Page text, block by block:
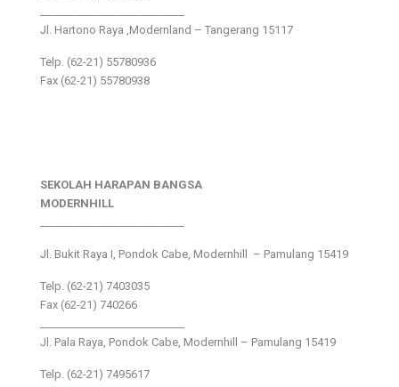
Jl. Hartono Raya ,Modernland – Tangerang 15117
Telp. (62-21) 55780936
Fax (62-21) 55780938
SEKOLAH HARAPAN BANGSA
MODERNHILL
Jl. Bukit Raya I, Pondok Cabe, Modernhill – Pamulang 15419
Telp. (62-21) 7403035
Fax (62-21) 740266
Jl. Pala Raya, Pondok Cabe, Modernhill – Pamulang 15419
Telp. (62-21) 7495617